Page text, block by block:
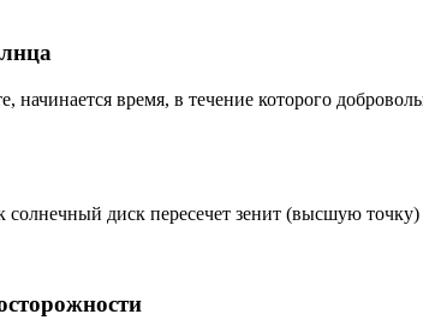
начинается время, в течение которого
солнечный диск пересечет зенит (высшую